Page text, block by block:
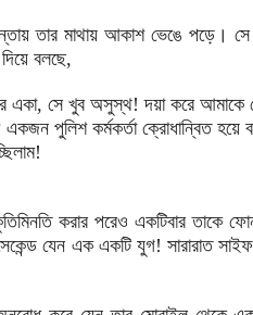
তার মাথায় আকাশ ভেঙে পড়ে। সে
বলছে,
একা, সে খুব অসুস্থ! দয়া করে আমাকে
পুলিশ কর্মকর্তা ক্রোধান্বিত হয়ে
করার পরেও একটিবার তাকে
যেন এক একটি যুগ! সারারাত